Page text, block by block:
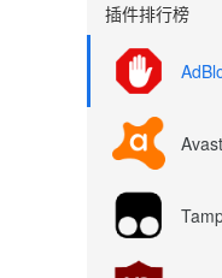
插件排行榜